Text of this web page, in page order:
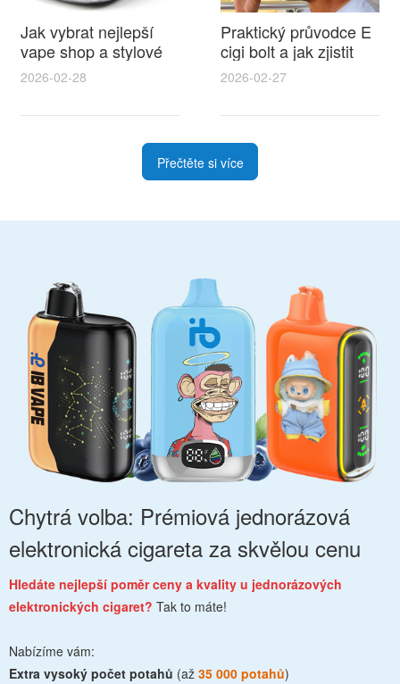
Jak vybrat nejlepší
vape shop a stylové
pouzdro na
elektronickou cigaretu
tipy, recenze a
2026-02-28
Praktický průvodce E
cigi bolt a jak zjistit
aktuální elektronická
cigareta philip morris
cena pro rozumný
2026-02-27
Přečtěte si více
Chytrá volba: Prémiová jednorázová
elektronická cigareta za skvělou cenu
Hledáte nejlepší poměr ceny a kvality u jednorázových
elektronických cigaret? Tak to máte!
Nabízíme vám:
Extra vysoký počet potahů (až 35 000 potahů)